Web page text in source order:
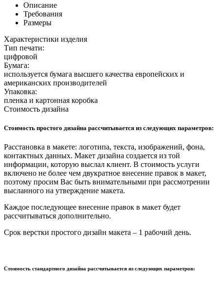
Описание
Требования
Размеры
Характеристики изделия
Тип печати:
цифровой
Бумага:
используется бумага высшего качества европейских и
американских производителей
Упаковка:
пленка и картонная коробка
Стоимость дизайна
Стоимость простого дизайна рассчитывается из следующих параметров:
Расстановка в макете: логотипа, текста, изображений, фона,
контактных данных. Макет дизайна создается из той
информации, которую выслал клиент. В стоимость услуги
включено не более чем двукратное внесение правок в макет,
поэтому просим Вас быть внимательными при рассмотрении
высланного на утверждение макета.
Каждое последующее внесение правок в макет будет
рассчитываться дополнительно.
Срок верстки простого дизайн макета – 1 рабочий день.
Стоимость стандартного дизайна рассчитывается из следующих параметров: